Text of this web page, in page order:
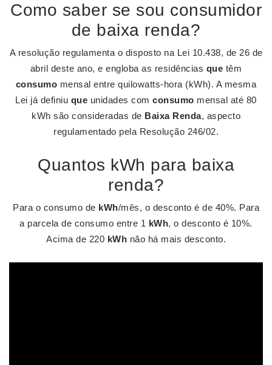
Como saber se sou consumidor
de baixa renda?
A resolução regulamenta o disposto na Lei 10.438, de 26 de
abril deste ano, e engloba as residências que têm
consumo mensal entre quilowatts-hora (kWh). A mesma
Lei já definiu que unidades comconsumo mensal até 80
kWh são consideradas de Baixa Renda, aspecto
regulamentado pela Resolução 246/02.
Quantos kWh para baixa
renda?
Para o consumo de kWh/mês, o desconto é de 40%. Para
a parcela de consumo entre 1 kWh, o desconto é 10%.
Acima de 220 kWh não há mais desconto.